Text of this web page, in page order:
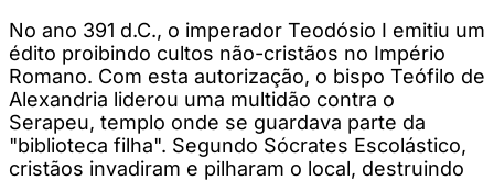
No ano 391 d.C., o imperador Teodósio I emitiu um
édito proibindo cultos não-cristãos no Império
Romano. Com esta autorização, o bispo Teófilo de
Alexandria liderou uma multidão contra o
Serapeu, templo onde se guardava parte da
"biblioteca filha". Segundo Sócrates Escolástico,
cristãos invadiram e pilharam o local, destruindo